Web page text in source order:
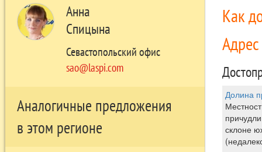
Анна
Спицына
Севастопольский офис
sao@laspi.com
Аналогичные предложения
в этом регионе
Как
Адрес
Долина
склоне